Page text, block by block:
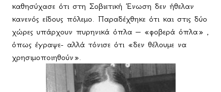
καθησύχασε ότι στη Σοβιετική Ένωση δεν ήθελαν
κανενός είδους πόλεμο. Παραδέχθηκε ότι και στις δύο
χώρες υπάρχουν πυρηνικά όπλα – «φοβερά όπλα» ,
όπως έγραψε- αλλά τόνισε ότι «δεν θέλουμε να
χρησιμοποιηθούν».